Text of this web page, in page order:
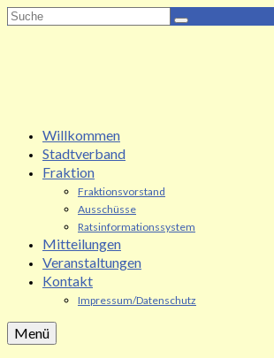
Suche
Willkommen
Stadtverband
Fraktion
Fraktionsvorstand
Ausschüsse
Ratsinformationssystem
Mitteilungen
Veranstaltungen
Kontakt
Impressum/Datenschutz
Menü